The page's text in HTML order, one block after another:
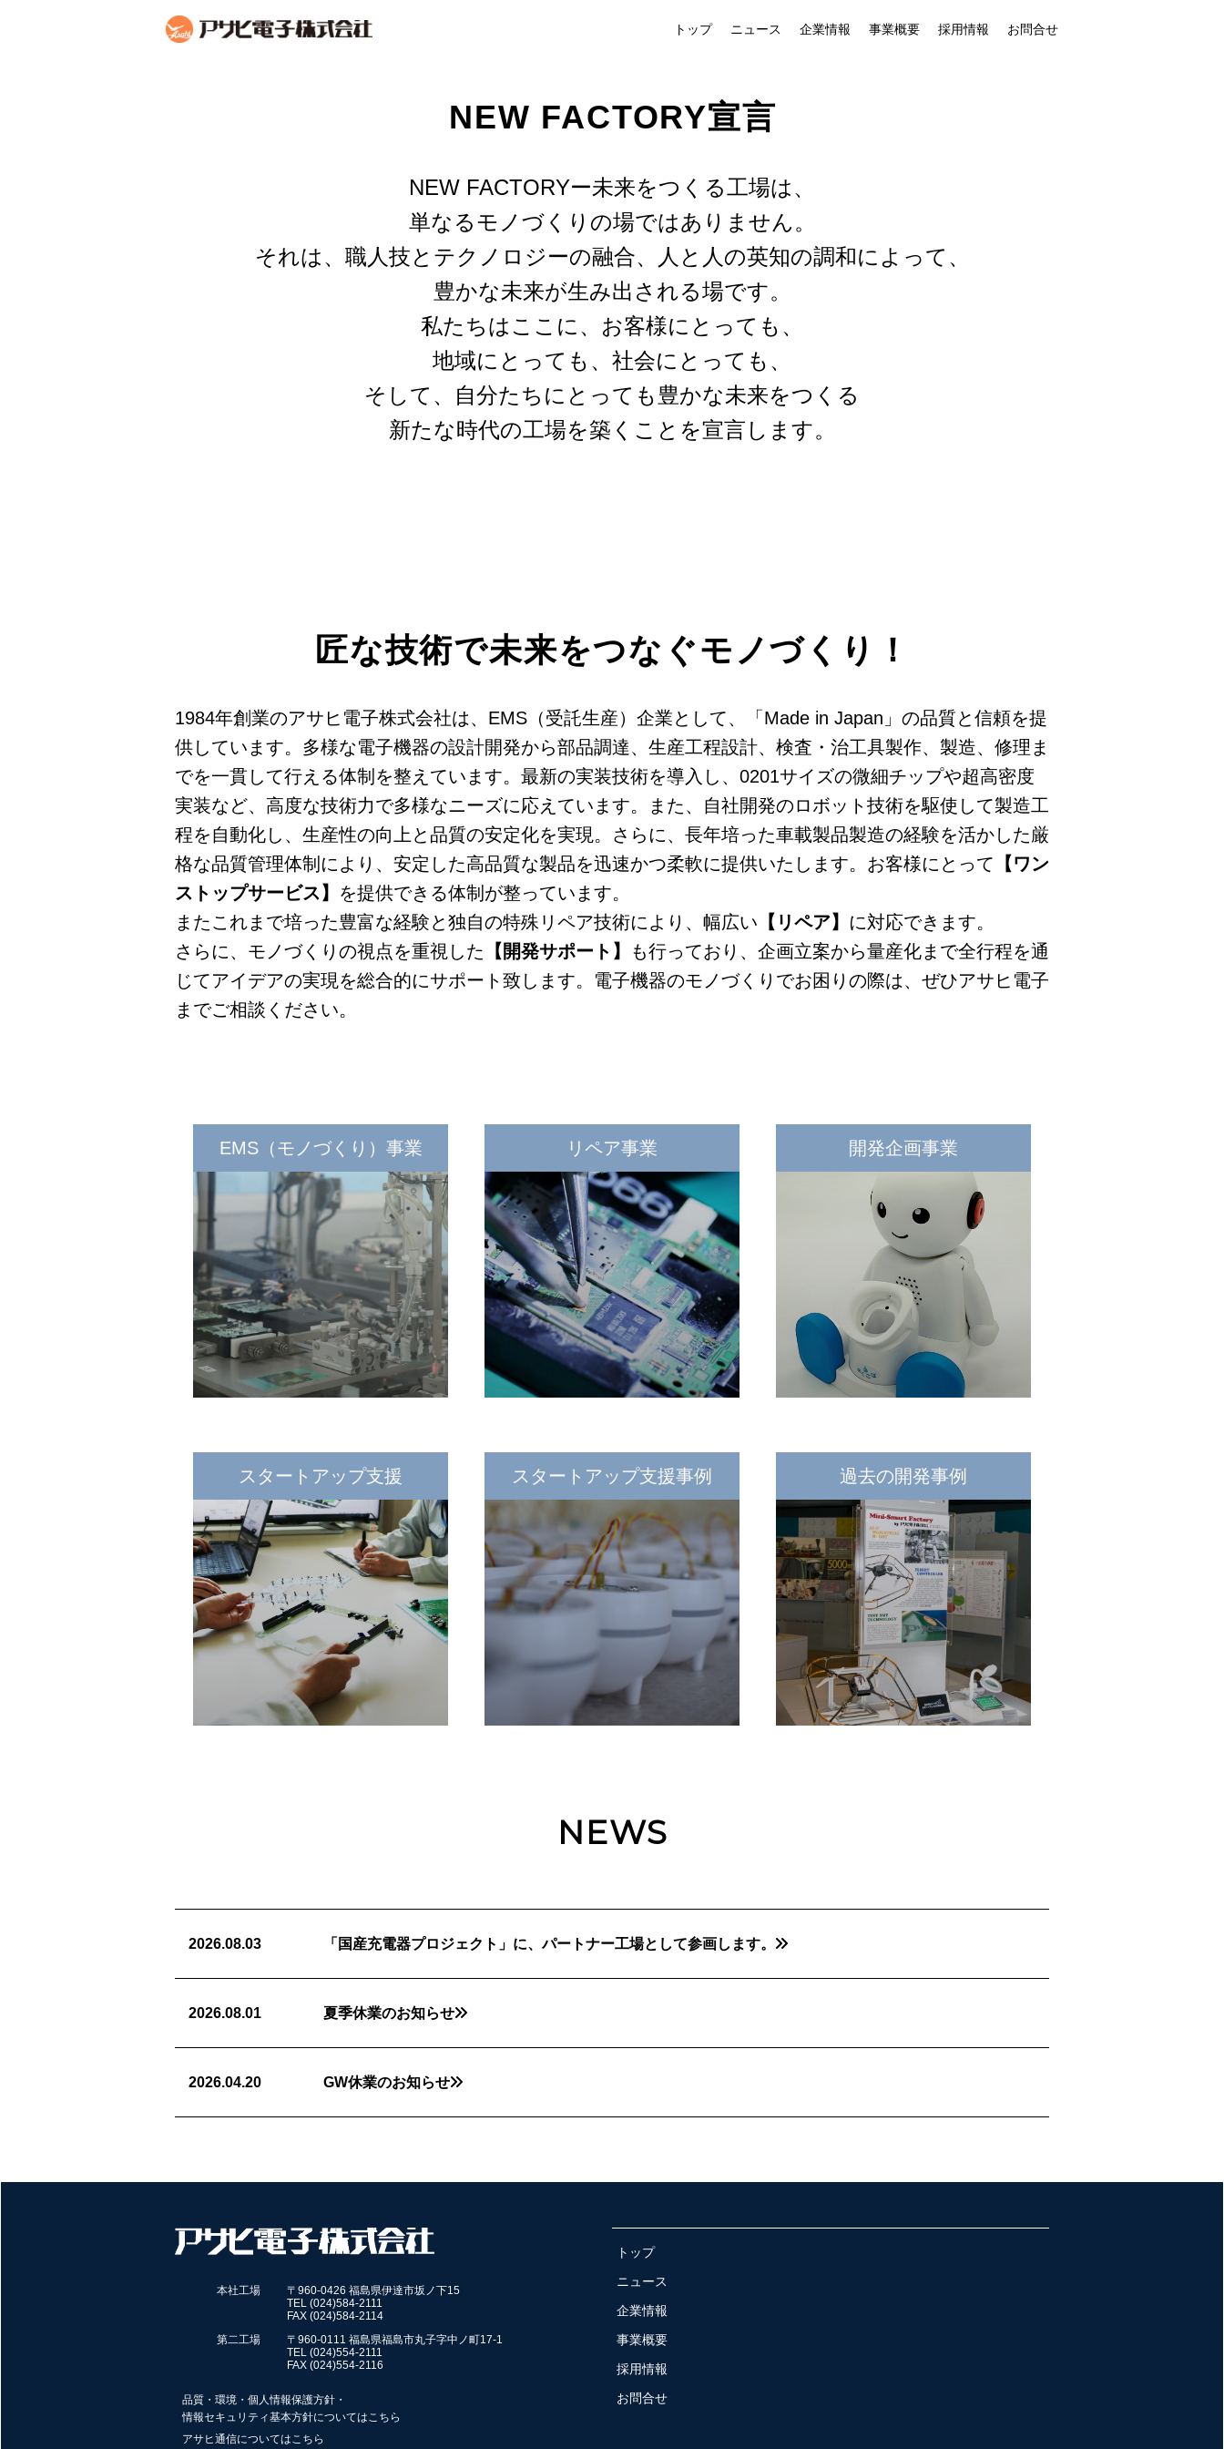
トップ ニュース 企業情報 事業概要 採用情報 お問合せ
NEW FACTORY宣言
NEW FACTORYー未来をつくる⼯場は、
単なるモノづくりの場ではありません。
それは、職⼈技とテクノロジーの融合、⼈と⼈の英知の調和によって、
豊かな未来が⽣み出される場です。
私たちはここに、お客様にとっても、
地域にとっても、社会にとっても、
そして、⾃分たちにとっても豊かな未来をつくる
新たな時代の⼯場を築くことを宣⾔します。
匠な技術で未来をつなぐモノづくり！
1984年創業のアサヒ電子株式会社は、EMS（受託生産）企業として、「Made in Japan」の品質と信頼を提
供しています。多様な電子機器の設計開発から部品調達、生産工程設計、検査・治工具製作、製造、修理ま
でを一貫して行える体制を整えています。最新の実装技術を導入し、0201サイズの微細チップや超高密度
実装など、高度な技術力で多様なニーズに応えています。また、自社開発のロボット技術を駆使して製造工
程を自動化し、生産性の向上と品質の安定化を実現。さらに、長年培った車載製品製造の経験を活かした厳
格な品質管理体制により、安定した高品質な製品を迅速かつ柔軟に提供いたします。お客様にとって 【ワン
ストップサービス】 を提供できる体制が整っています。
またこれまで培った豊富な経験と独自の特殊リペア技術により、幅広い 【リペア】 に対応できます。
さらに、モノづくりの視点を重視した 【開発サポート】
も行っており、企画立案から量産化まで全行程を通
じてアイデアの実現を総合的にサポート致します。電子機器のモノづくりでお困りの際は、ぜひアサヒ電子
までご相談ください。
EMS（モノづくり）事業 リペア事業 開発企画事業
スタートアップ支援 スタートアップ支援事例 過去の開発事例
NEWS
2026.08.03 「国産充電器プロジェクト」に、パートナー工場として参画します。
2026.08.01 夏季休業のお知らせ
2026.04.20 GW休業のお知らせ
本社工場
〒960-0426 福島県伊達市坂ノ下15
TEL (024)584-2111
FAX (024)584-2114
第二工場
〒960-0111 福島県福島市丸子字中ノ町17-1
TEL (024)554-2111
FAX (024)554-2116
品質・環境・個人情報保護方針・
情報セキュリティ基本方針についてはこちら
アサヒ通信についてはこちら
トップ
ニュース
企業情報
事業概要
採用情報
お問合せ